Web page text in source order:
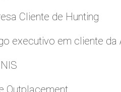
Cliente de Hunting
executivo em cliente da
Outplacement